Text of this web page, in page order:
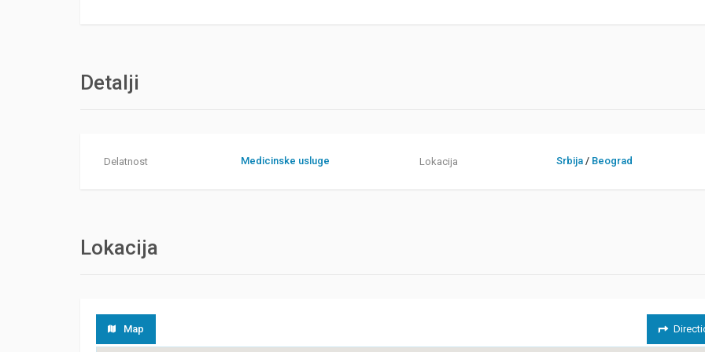
Detalji
Delatnost Medicinske usluge Lokacija Srbija/ Beograd
Lokacija
Map